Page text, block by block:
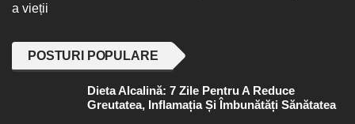
a vieții
POSTURI POPULARE
Dieta Alcalină: 7 Zile Pentru A Reduce
Greutatea, Inflamația Și Îmbunătăți Sănătatea